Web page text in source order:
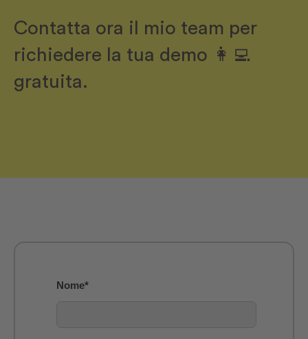
Contatta ora il mio team per
richiedere la tua demo 👩‍💻
gratuita.
Nome*